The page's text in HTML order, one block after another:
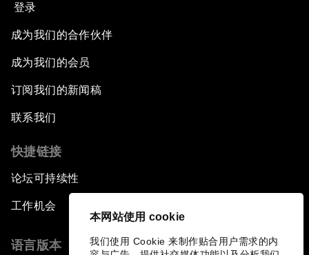
本网站使用 cookie
我们使用 Cookie 来制作贴合用户需求的内
登录
成为我们的合作伙伴
成为我们的会员
订阅我们的新闻稿
联系我们
快捷链接
论坛可持续性
工作机会
语言版本